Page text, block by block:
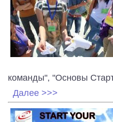
команды", "Основы
Далее >>>